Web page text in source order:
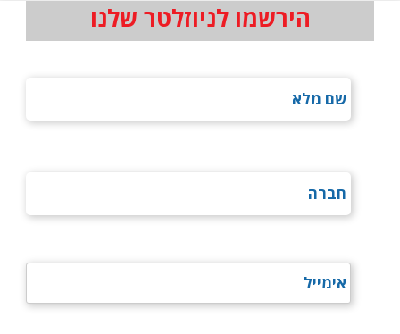
הירשמו לניוזלטר שלנו